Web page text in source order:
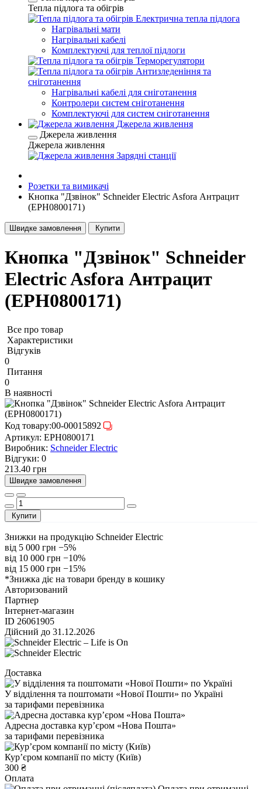
Тепла підлога та обігрів
Електрична тепла підлога
Нагрівальні мати
Нагрівальні кабелі
Комплектуючі для теплої підлоги
Терморегулятори
Антизледеніння та
сніготанення
Нагрівальні кабелі для сніготанення
Контролери систем сніготанення
Комплектуючі для систем сніготанення
Джерела живлення
Джерела живлення
Джерела живлення
Зарядні станції
Розетки та вимикачі
Кнопка "Дзвінок" Schneider Electric Asfora Антрацит
(EPH0800171)
Швидке замовлення Купити
Кнопка "Дзвінок" Schneider
Electric Asfora Антрацит
(EPH0800171)
Все про товар
Характеристики
Відгуків
0
Питання
0
В наявності
Код товару:00-00015892
Артикул: EPH0800171
Виробник: Schneider Electric
Відгуки: 0
213.40 грн
Швидке замовлення
Купити
Знижки на продукцію Schneider Electric
від 5 000 грн −5%
від 10 000 грн −10%
від 15 000 грн −15%
*Знижка діє на товари бренду в кошику
Авторизований
Партнер
Інтернет-магазин
ID 26061905
Дійсний до 31.12.2026
Доставка
У відділення та поштомати «Нової Пошти» по Україні
за тарифами перевізника
Адресна доставка курʼєром «Нова Пошта»
за тарифами перевізника
Курʼєром компанії по місту (Київ)
300 ₴
Оплата